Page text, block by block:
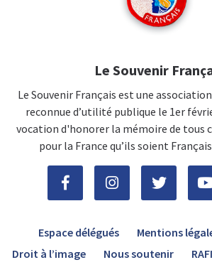
Le Souvenir
Le Souvenir Français est une
reconnue d’utilité publique le 1er
vocation d'honorer la mémoire de tous
pour la France qu’ils soient
Espace délégués Mentions
Droit à l’image
Nous soutenir